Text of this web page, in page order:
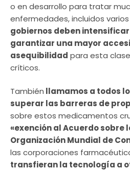
o en desarrollo para tratar
enfermedades, incluidos
gobiernos deben
garantizar una mayor
asequibilidad para esta
críticos.
También llamamos a todos
superar las barreras de
sobre estos medicamentos
«exención al Acuerdo sobre
Organización Mundial de
las corporaciones
transfieran la tecnología a